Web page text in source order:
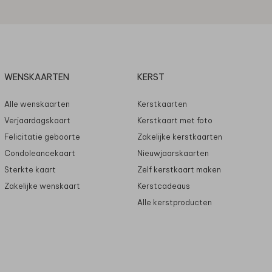
WENSKAARTEN
Alle wenskaarten
Verjaardagskaart
Felicitatie geboorte
Condoleancekaart
Sterkte kaart
Zakelijke wenskaart
KERST
Kerstkaarten
Kerstkaart met foto
Zakelijke kerstkaarten
Nieuwjaarskaarten
Zelf kerstkaart maken
Kerstcadeaus
Alle kerstproducten